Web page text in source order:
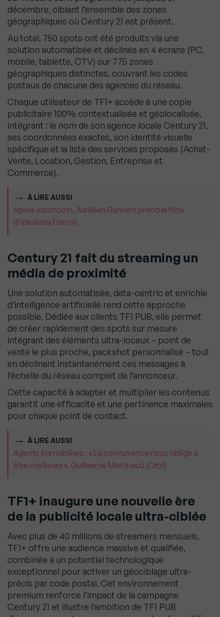
décembre, ciblant l’ensemble des zones
géographiques où Century 21 est présent.
Au total, 750 spots ont été produits via une
solution automatisée et déclinés en 4 écrans (PC,
mobile, tablette, CTV) sur 775 zones
géographiques distinctes, couvrant les codes
postaux de chacune des agences du réseau.
Chaque utilisateur de TF1+ accède à une copie
publicitaire 100% contextualisée et géolocalisée,
intégrant : le nom de son agence locale Century 21,
ses coordonnées exactes, son identité visuelle
spécifique et la liste des services proposés (Achat-
Vente, Location, Gestion, Entreprise et
Commerce).
À LIRE AUSSI
Après leboncoin, Aurélien Flament prend la tête
d’idealista France
Century 21 fait du streaming un
média de proximité
Une solution automatisée, data-centric et enrichie
d’intelligence artificielle rend cette approche
possible. Dédiée aux clients TF1 PUB, elle permet
de créer rapidement des spots sur mesure
intégrant des éléments ultra-locaux – point de
vente le plus proche, packshot personnalisé – tout
en déclinant instantanément ces messages à
l’échelle du réseau complet de l’annonceur.
Cette capacité à adapter et multiplier les contenus
garantit une efficacité et une pertinence maximales
pour chaque point de contact.
À LIRE AUSSI
Agents immobiliers : « La concurrence nous oblige à
être meilleurs », Guillaume Martinaud (Orpi)
TF1+ inaugure une nouvelle ère
de la publicité locale ultra-ciblée
Avec plus de 40 millions de streamers mensuels,
TF1+ offre une audience massive et qualifiée,
combinée à un potentiel technologique
exceptionnel pour activer un géociblage ultra-
précis par code postal. Cet environnement
premium renforce l’impact de la campagne
Century 21 et illustre l’ambition de TF1 PUB